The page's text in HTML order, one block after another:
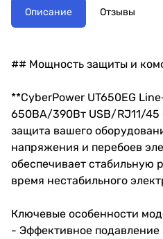
Описание Отзывы
## Мощность защиты и
**CyberPower UT650EG
650ВА/390Вт USB/RJ11/45
защита вашего
напряжения и перебоев
обеспечивает стабильную
время нестабильного
Ключевые особенности
- Эффективное подавление